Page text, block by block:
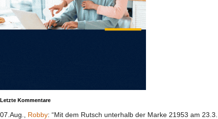
Letzte Kommentare
07.Aug., Robby: “Mit dem Rutsch unterhalb der Marke 21953 am 23.3.